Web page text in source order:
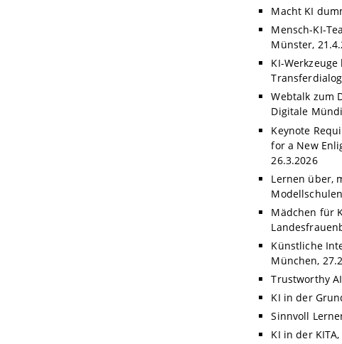
Macht KI
Mensch-KI-
Münster,
KI-
Webtalk zum
Digitale
Keynote
for a New
26.3.2026
Lernen über,
Mädchen für
Künstliche
München,
Trustworthy
KI in der
Sinnvoll
KI in der